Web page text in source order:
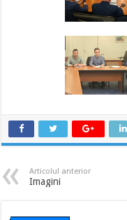
Articolul anterior
Imagini